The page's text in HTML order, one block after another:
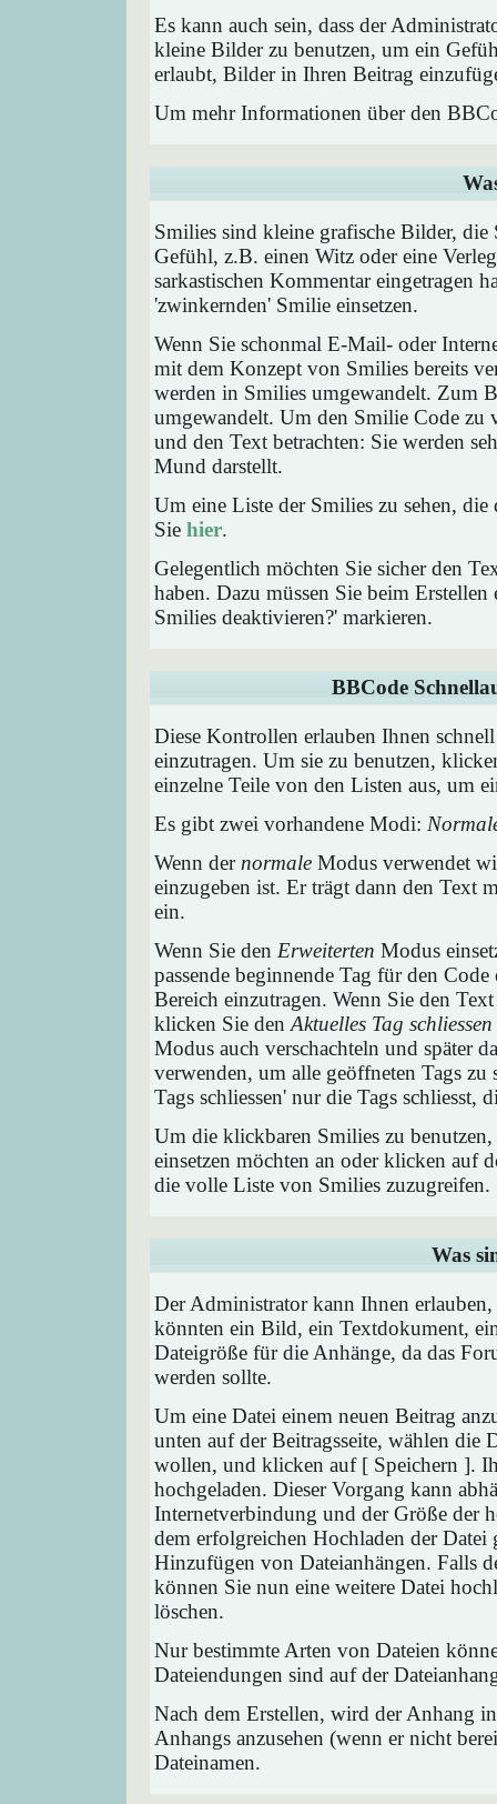
Es kann auch sein, dass der
kleine Bilder zu benutzen, um ein
erlaubt, Bilder in Ihren Beitrag
Um mehr Informationen über den
Smilies sind kleine grafische Bilder,
Gefühl, z.B. einen Witz oder eine
sarkastischen Kommentar eingetragen
'zwinkernden' Smilie einsetzen.
Wenn Sie schonmal E-Mail- oder
mit dem Konzept von Smilies bereits
werden in Smilies umgewandelt. Zum
umgewandelt. Um den Smilie Code zu
und den Text betrachten: Sie werden
Mund darstellt.
Um eine Liste der Smilies zu sehen,
Sie hier.
Gelegentlich möchten Sie sicher den
haben. Dazu müssen Sie beim
Smilies deaktivieren?' markieren.
BBCode
Diese Kontrollen erlauben Ihnen
einzutragen. Um sie zu benutzen,
einzelne Teile von den Listen aus, um
Es gibt zwei vorhandene Modi:
Wenn der normale Modus verwendet
einzugeben ist. Er trägt dann den Text
ein.
Wenn Sie den Erweiterten Modus
passende beginnende Tag für den
Bereich einzutragen. Wenn Sie den
klicken Sie den Aktuelles Tag schliessen
Modus auch verschachteln und später
verwenden, um alle geöffneten Tags
Tags schliessen' nur die Tags
Um die klickbaren Smilies zu
einsetzen möchten an oder klicken auf
die volle Liste von Smilies zuzugreifen.
Was
Der Administrator kann Ihnen
könnten ein Bild, ein Textdokument,
Dateigröße für die Anhänge, da das
werden sollte.
Um eine Datei einem neuen Beitrag
unten auf der Beitragsseite, wählen
wollen, und klicken auf [ Speichern ].
hochgeladen. Dieser Vorgang kann
Internetverbindung und der Größe der
dem erfolgreichen Hochladen der
Hinzufügen von Dateianhängen. Falls
können Sie nun eine weitere Datei
löschen.
Nur bestimmte Arten von Dateien
Dateiendungen sind auf der
Nach dem Erstellen, wird der Anhang
Anhangs anzusehen (wenn er nicht
Dateinamen.